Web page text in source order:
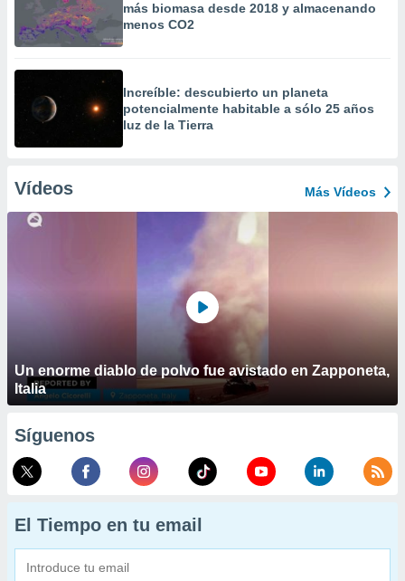
más biomasa desde 2018 y almacenando
menos CO2
Increíble: descubierto un planeta
potencialmente habitable a sólo 25 años
luz de la Tierra
Vídeos Más Vídeos
Un enorme diablo de polvo fue avistado en Zapponeta,
Italia
Síguenos
El Tiempo en tu email